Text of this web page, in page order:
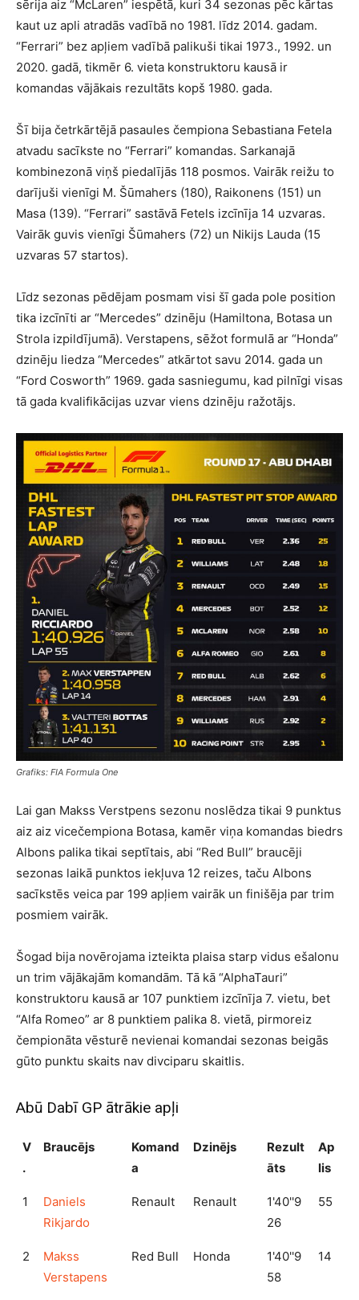
sērija aiz “McLaren” iespētā, kuri 34 sezonas pēc kārtas
kaut uz apli atradās vadībā no 1981. līdz 2014. gadam.
“Ferrari” bez apļiem vadībā palikuši tikai 1973., 1992. un
2020. gadā, tikmēr 6. vieta konstruktoru kausā ir
komandas vājākais rezultāts kopš 1980. gada.
Šī bija četrkārtējā pasaules čempiona Sebastiana Fetela
atvadu sacīkste no “Ferrari” komandas. Sarkanajā
kombinezonā viņš piedalījās 118 posmos. Vairāk reižu to
darījuši vienīgi M. Šūmahers (180), Raikonens (151) un
Masa (139). “Ferrari” sastāvā Fetels izcīnīja 14 uzvaras.
Vairāk guvis vienīgi Šūmahers (72) un Nikijs Lauda (15
uzvaras 57 startos).
Līdz sezonas pēdējam posmam visi šī gada pole position
tika izcīnīti ar “Mercedes” dzinēju (Hamiltona, Botasa un
Strola izpildījumā). Verstapens, sēžot formulā ar “Honda”
dzinēju liedza “Mercedes” atkārtot savu 2014. gada un
“Ford Cosworth” 1969. gada sasniegumu, kad pilnīgi visas
tā gada kvalifikācijas uzvar viens dzinēju ražotājs.
Grafiks: FIA Formula One
Lai gan Makss Verstpens sezonu noslēdza tikai 9 punktus
aiz aiz vicečempiona Botasa, kamēr viņa komandas biedrs
Albons palika tikai septītais, abi “Red Bull” braucēji
sezonas laikā punktos iekļuva 12 reizes, taču Albons
sacīkstēs veica par 199 apļiem vairāk un finišēja par trim
posmiem vairāk.
Šogad bija novērojama izteikta plaisa starp vidus ešalonu
un trim vājākajām komandām. Tā kā “AlphaTauri”
konstruktoru kausā ar 107 punktiem izcīnīja 7. vietu, bet
“Alfa Romeo” ar 8 punktiem palika 8. vietā, pirmoreiz
čempionāta vēsturē nevienai komandai sezonas beigās
gūto punktu skaits nav divciparu skaitlis.
Abū Dabī GP ātrākie apļi
V
.
Braucējs
Komand
a
Dzinējs
Rezult
āts
Ap
lis
1
Daniels
Rikjardo
Renault Renault
1'40''9
26
55
2
Makss
Verstapens
Red Bull Honda
1'40''9
58
14